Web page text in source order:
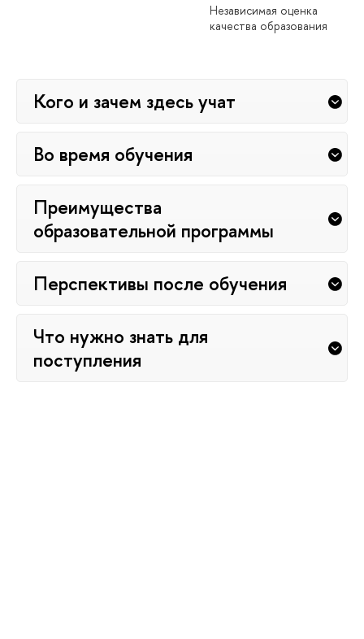
Независимая оценка
качества образования
Кого и зачем здесь учат
Во время обучения
Преимущества
образовательной программы
Перспективы после обучения
Что нужно знать для
поступления